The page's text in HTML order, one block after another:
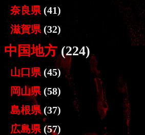
奈良県 (41)
滋賀県 (32)
中国地方(224)
山口県 (45)
岡山県 (58)
島根県(37)
広島県 (57)